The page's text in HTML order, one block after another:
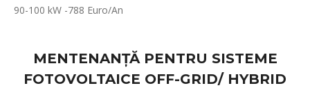
90-100 kW -788 Euro/An
MENTENANȚĂ PENTRU SISTEME
FOTOVOLTAICE OFF-GRID/ HYBRID